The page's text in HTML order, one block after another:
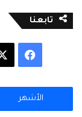
تابعنا
الأشهر